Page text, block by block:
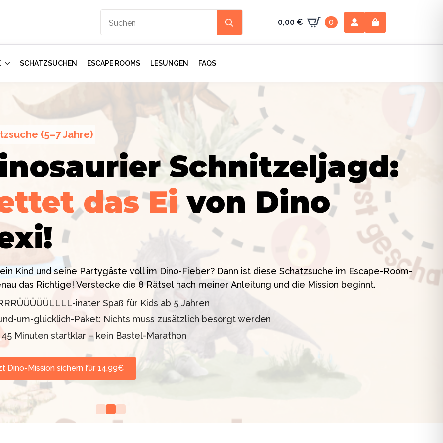
0,00 € 0
SCHATZSUCHEN ESCAPE ROOMS LESUNGEN FAQS
–
TV-Profi (ZDF "1, 2
Rooms zum
(5–7 Jahre)
Schnitzeljagd:
das Ei von Dino
Kind und seine Partygäste voll im Dino-Fieber? Dann ist diese Schatzsuche im Escape-Room-
das Richtige! Verstecke die 8 Rätsel nach meiner Anleitung und die Mission beginnt.
inater Spaß für Kids ab 5 Jahren
um-glücklich-Paket: Nichts muss zusätzlich besorgt werden
45 Minuten startklar – kein Bastel-Marathon
Dino-Mission sichern für 14,99€
Im
High-Tech Labor! Unser 24-seitiges PDF enthält
Knackt den Fall in 90 Minuten!
12–99 Jahre)
inklusive
werden